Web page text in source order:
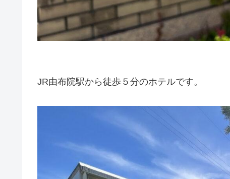
JR由布院駅から徒歩５分のホテルです。